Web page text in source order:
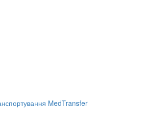
MedTransfer